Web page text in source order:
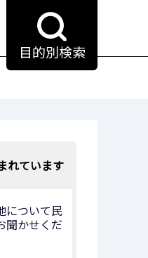
目的別検索
れています
について民
聞かせくだ